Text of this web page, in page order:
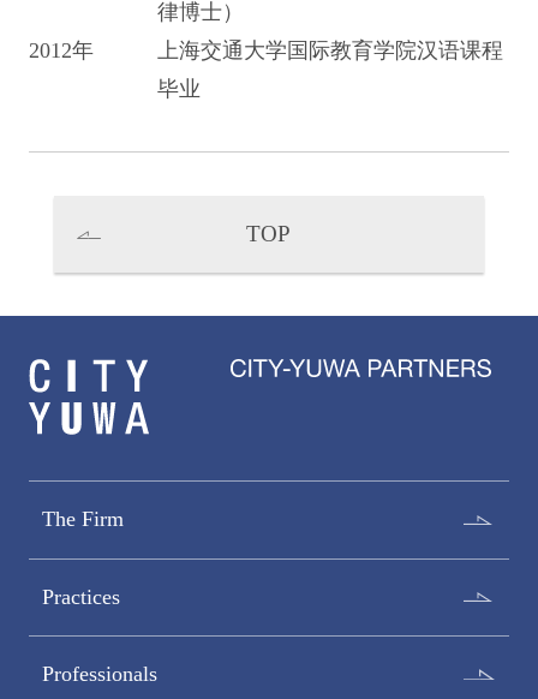
律博士）
2012年
上海交通大学国际教育学院汉语课程
毕业
TOP
The Firm
Practices
Professionals